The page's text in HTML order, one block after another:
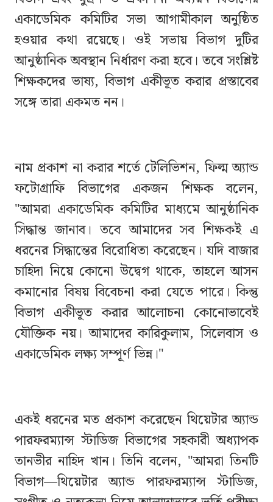
একাডেমিক কমিটির সভা আগামীকাল অনুষ্ঠিত
হওয়ার কথা রয়েছে। ওই সভায় বিভাগ দুটির
আনুষ্ঠানিক অবস্থান নির্ধারণ করা হবে। তবে সংশ্লিষ্ট
শিক্ষকদের ভাষ্য, বিভাগ একীভূত করার প্রস্তাবের
সঙ্গে তারা একমত নন।
নাম প্রকাশ না করার শর্তে টেলিভিশন, ফিল্ম অ্যান্ড
ফটোগ্রাফি বিভাগের একজন শিক্ষক বলেন,
"আমরা একাডেমিক কমিটির মাধ্যমে আনুষ্ঠানিক
সিদ্ধান্ত জানাব। তবে আমাদের সব শিক্ষকই এ
ধরনের সিদ্ধান্তের বিরোধিতা করেছেন। যদি বাজার
চাহিদা নিয়ে কোনো উদ্বেগ থাকে, তাহলে আসন
কমানোর বিষয় বিবেচনা করা যেতে পারে। কিন্তু
বিভাগ একীভূত করার আলোচনা কোনোভাবেই
যৌক্তিক নয়। আমাদের কারিকুলাম, সিলেবাস ও
একাডেমিক লক্ষ্য সম্পূর্ণ ভিন্ন।"
একই ধরনের মত প্রকাশ করেছেন থিয়েটার অ্যান্ড
পারফরম্যান্স স্টাডিজ বিভাগের সহকারী অধ্যাপক
তানভীর নাহিদ খান। তিনি বলেন, "আমরা তিনটি
বিভাগ—থিয়েটার অ্যান্ড পারফরম্যান্স স্টাডিজ,